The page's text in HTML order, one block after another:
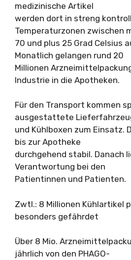
medizinische Artikel
werden dort in streng
Temperaturzonen zwischen
70 und plus 25 Grad Celsius
Monatlich gelangen rund 20
Millionen
Industrie in die Apotheken.
Für den Transport kommen
ausgestattete
und Kühlboxen zum Einsatz.
bis zur Apotheke
durchgehend stabil. Danach
Verantwortung bei den
Patientinnen und Patienten.
Zwtl.: 8 Millionen Kühlartikel
besonders gefährdet
Über 8 Mio.
jährlich von den PHAGO-